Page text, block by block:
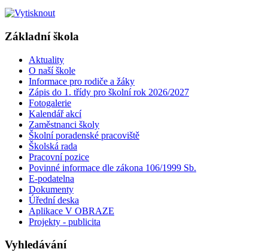
Základní škola
Aktuality
O naší škole
Informace pro rodiče a žáky
Zápis do 1. třídy pro školní rok 2026/2027
Fotogalerie
Kalendář akcí
Zaměstnanci školy
Školní poradenské pracoviště
Školská rada
Pracovní pozice
Povinné informace dle zákona 106/1999 Sb.
E-podatelna
Dokumenty
Úřední deska
Aplikace V OBRAZE
Projekty - publicita
Vyhledávání